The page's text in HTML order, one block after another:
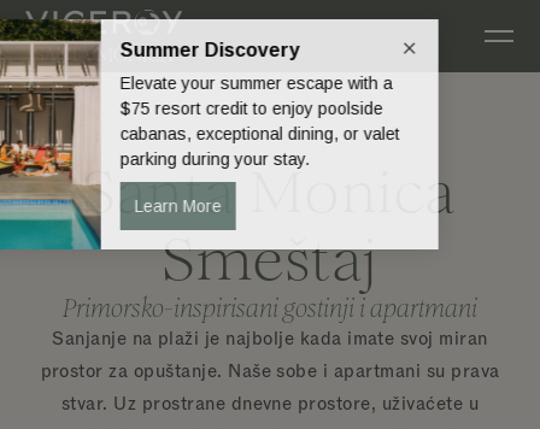
Preskoči na glavni sadržaj
Santa Monica
Smeštaj
Primorsko-inspirisani gostinji i apartmani
Sanjanje na plaži je najbolje kada imate svoj miran
prostor za opuštanje. Naše sobe i apartmani su prava
stvar. Uz prostrane dnevne prostore, uživaćete u